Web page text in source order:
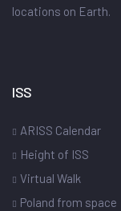
locations on Earth.
ISS
ARISS Calendar
Height of ISS
Virtual Walk
Poland from space